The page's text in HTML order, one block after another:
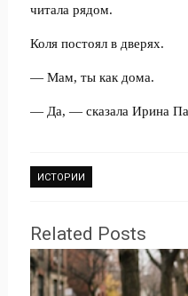
читала рядом.
Коля постоял в дверях.
— Мам, ты как дома.
— Да, — сказала Ирина
ИСТОРИИ
Related Posts